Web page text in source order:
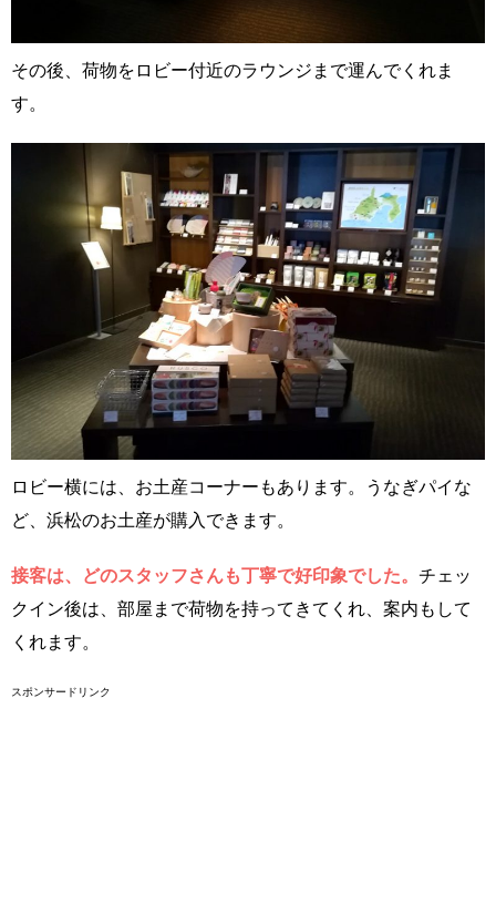
その後、荷物をロビー付近のラウンジまで運んでくれま
す。
ロビー横には、お土産コーナーもあります。うなぎパイな
ど、浜松のお土産が購入できます。
接客は、どのスタッフさんも丁寧で好印象でした。 チェッ
クイン後は、部屋まで荷物を持ってきてくれ、案内もして
くれます。
スポンサードリンク